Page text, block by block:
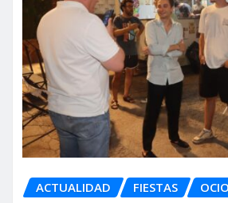
ACTUALIDAD FIESTAS OCIO